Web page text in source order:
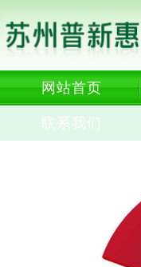
网站首页
联系我们